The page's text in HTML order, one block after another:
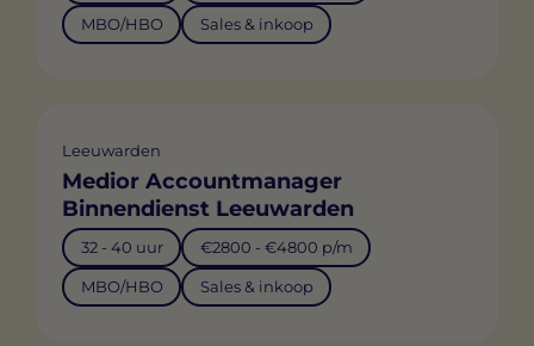
MBO/HBO Sales & inkoop
Leeuwarden
Medior Accountmanager
Binnendienst Leeuwarden
32 - 40 uur €2800 - €4800 p/m
MBO/HBO Sales & inkoop